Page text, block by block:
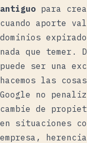
antiguo para
cuando aporte
dominios
nada que temer.
puede ser una
hacemos las
Google no
cambie de
en situaciones
empresa,